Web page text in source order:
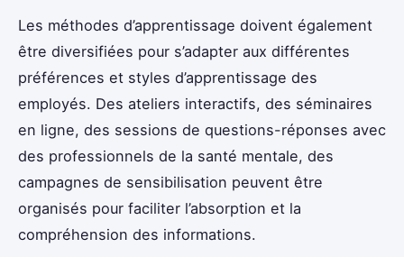
Les méthodes d’apprentissage doivent également
être diversifiées pour s’adapter aux différentes
préférences et styles d’apprentissage des
employés. Des ateliers interactifs, des séminaires
en ligne, des sessions de questions-réponses avec
des professionnels de la santé mentale, des
campagnes de sensibilisation peuvent être
organisés pour faciliter l’absorption et la
compréhension des informations.